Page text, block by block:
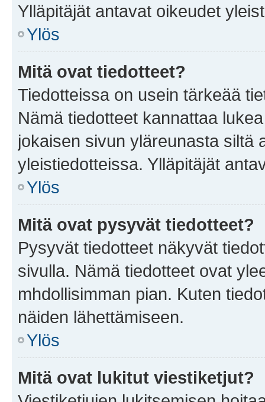
Ylläpitäjät antavat oikeudet
Ylös
Mitä ovat tiedotteet?
Tiedotteissa on usein tärkeää
Nämä tiedotteet kannattaa
jokaisen sivun yläreunasta siltä
yleistiedotteissa. Ylläpitäjät
Ylös
Mitä ovat pysyvät tiedotteet?
Pysyvät tiedotteet näkyvät
sivulla. Nämä tiedotteet ovat
mhdollisimman pian. Kuten
näiden lähettämiseen.
Ylös
Mitä ovat lukitut viestiketjut?